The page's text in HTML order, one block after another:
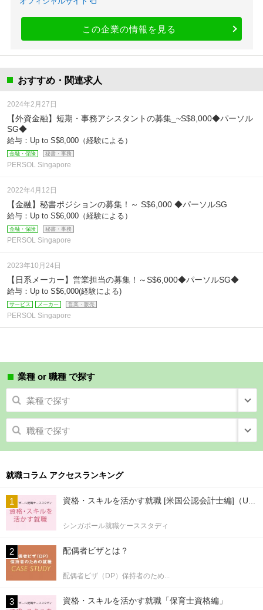
この企業の情報を見る
おすすめ・関連求人
【外資金融】短期・事務アシスタントの募集_~S$8,000◆パーソル
SG◆
給与：Up to S$8,000（経験による）
金融・保険 秘書・事務
2024年2月27日
PERSOL Singapore
【金融】秘書ポジションの募集！～ S$6,000 ◆パーソルSG
給与：Up to S$6,000（経験による）
金融・保険 秘書・事務
2022年4月12日
PERSOL Singapore
【日系メーカー】営業担当の募集！～S$6,000◆パーソルSG◆
給与：Up to S$6,000(経験による)
サービス メーカー 営業・販売
2023年10月24日
PERSOL Singapore
業種 or 職種 で探す
業種で探す
職種で探す
就職コラム アクセスランキング
資格・スキルを活かす就職 [米国公認会計士編]（U...
シンガポール就職ケーススタディ
配偶者ビザとは？
配偶者ビザ（DP）保持者のため...
資格・スキルを活かす就職「保育士資格編」